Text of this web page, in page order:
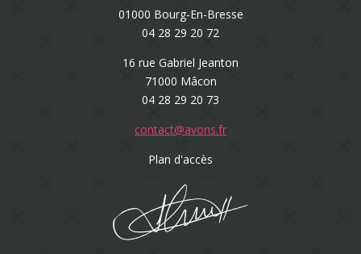
01000 Bourg-En-Bresse
04 28 29 20 72
16 rue Gabriel Jeanton
71000 Mâcon
04 28 29 20 73
contact@avons.fr
Plan d'accès